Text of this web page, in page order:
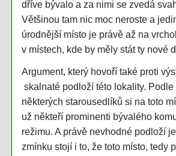
dříve bývalo a za nimi se zvedá
Většinou tam nic moc neroste a
úrodnější místo je právě až na
v místech, kde by měly stát ty nové
Argument, který hovoří také proti
skalnaté podloží této lokality.
některých starousedlíků si na toto
už někteří prominenti bývalého
režimu. A právě nevhodné podloží
zmínku stojí i to, že toto místo, tedy